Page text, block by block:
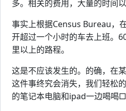
多。相关的费用，大量的时间
事实上根据Census Bureau，
开超过一个小时的车去上班。
里以上的路程。
这是不应该发生的。的确，在
这件事终究会消失，我们轻松
的笔记本电脑和ipad一边喝喝